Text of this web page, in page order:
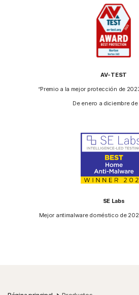
AV-TEST
“Premio a la mejor protección de
De enero a diciembre de
SE Labs
Mejor antimalware doméstico de